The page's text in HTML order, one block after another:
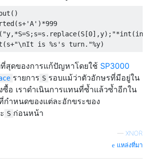
()
(s+'A' )*999
( "y,*S=S;s=s.replace(S[0],y);"*int (
(s+"\nIt is %s's turn."%y)
สุดของการแก้ปัญหาโดยใช้ SP3000
รายการ S รอบแม้ว่าตัวอักษรที่มีอยู่ใน
ซื้อ เราดำเนินการแทนที่ซ้ำแล้วซ้ำอีกใน
กำหนดของแต่ละอักขระของ
S ก่อนหน้า
— XNOR
แหล่งที่มา